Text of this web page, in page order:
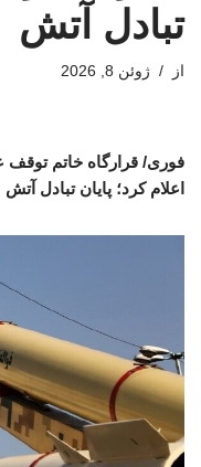
تبادل آتش
از ژوئن 8, 2026
فوری/ قرارگاه خاتم‌ توقف
اعلام کرد؛ پایان تبادل آتش